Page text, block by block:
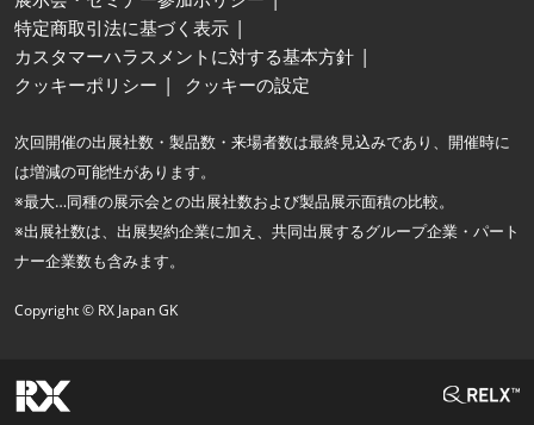
特定商取引法に基づく表示
カスタマーハラスメントに対する基本方針
クッキーポリシー
クッキーの設定
次回開催の出展社数・製品数・来場者数は最終見込みであり、開催時に
は増減の可能性があります。
※最大…同種の展示会との出展社数および製品展示面積の比較。
※出展社数は、出展契約企業に加え、共同出展するグループ企業・パート
ナー企業数も含みます。
Copyright © RX Japan GK